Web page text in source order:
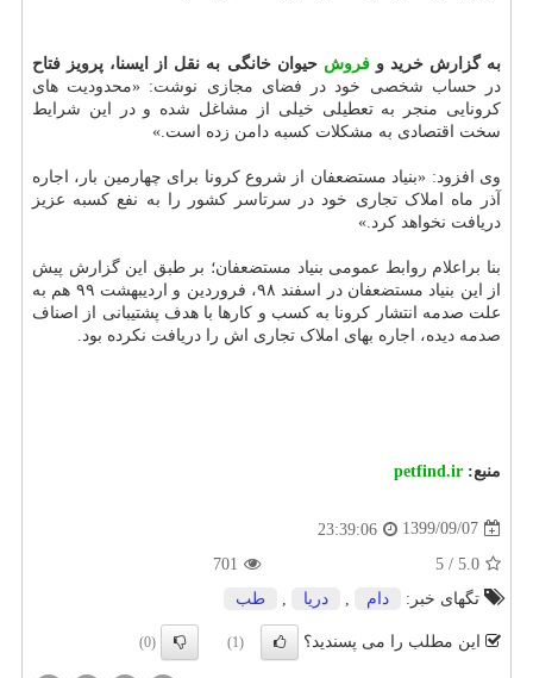
به گزارش خرید وفروش حیوان خانگی به نقل از ایسنا، پرویز فتاح
در حساب شخصی خود در فضای مجازی نوشت: «محدودیت های
کرونایی منجر به تعطیلی خیلی از مشاغل شده و در این شرایط
سخت اقتصادی به مشکلات کسبه دامن زده است.»
وی افزود: «بنیاد مستضعفان‬ از شروع ‫کرونا‬ برای چهارمین بار، اجاره
آذر ماه املاک تجاری خود در سرتاسر کشور را به نفع کسبه عزیز
دریافت نخواهد کرد.»
بنا براعلام روابط عمومی بنیاد مستضعفان؛ بر طبق این گزارش پیش
از این بنیاد مستضعفان در اسفند ۹۸، فروردین و اردیبهشت ۹۹ هم به
علت صدمه انتشار کرونا به کسب و کارها با هدف پشتیبانی از اصناف
صدمه دیده، اجاره بهای املاک تجاری اش را دریافت نکرده بود.
منبع: petfind.ir
1399/09/07
23:39:06
5.0
/
5
701
تگهای خبر:
دام دریا طب
این مطلب را می پسندید؟ (1)
(0)